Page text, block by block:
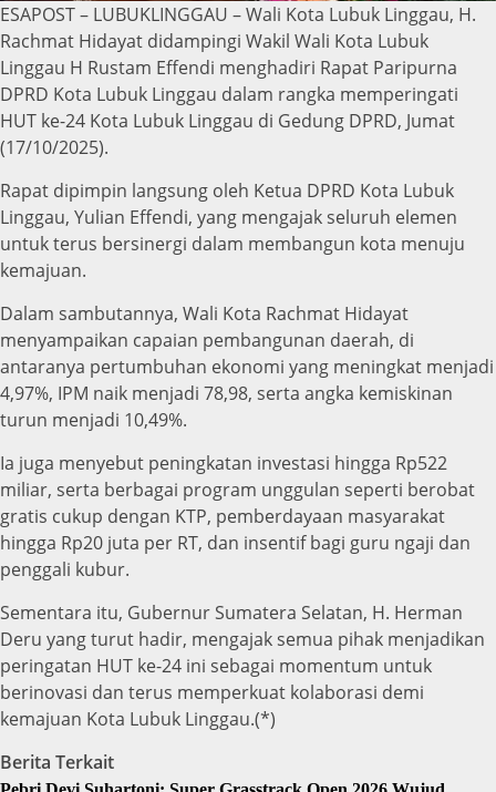
ESAPOST – LUBUKLINGGAU – Wali Kota Lubuk Linggau, H.
Rachmat Hidayat didampingi Wakil Wali Kota Lubuk
Linggau H Rustam Effendi menghadiri Rapat Paripurna
DPRD Kota Lubuk Linggau dalam rangka memperingati
HUT ke-24 Kota Lubuk Linggau di Gedung DPRD, Jumat
(17/10/2025).
Rapat dipimpin langsung oleh Ketua DPRD Kota Lubuk
Linggau, Yulian Effendi, yang mengajak seluruh elemen
untuk terus bersinergi dalam membangun kota menuju
kemajuan.
Dalam sambutannya, Wali Kota Rachmat Hidayat
menyampaikan capaian pembangunan daerah, di
antaranya pertumbuhan ekonomi yang meningkat menjadi
4,97%, IPM naik menjadi 78,98, serta angka kemiskinan
turun menjadi 10,49%.
Ia juga menyebut peningkatan investasi hingga Rp522
miliar, serta berbagai program unggulan seperti berobat
gratis cukup dengan KTP, pemberdayaan masyarakat
hingga Rp20 juta per RT, dan insentif bagi guru ngaji dan
penggali kubur.
Sementara itu, Gubernur Sumatera Selatan, H. Herman
Deru yang turut hadir, mengajak semua pihak menjadikan
peringatan HUT ke-24 ini sebagai momentum untuk
berinovasi dan terus memperkuat kolaborasi demi
kemajuan Kota Lubuk Linggau.(*)
Berita Terkait